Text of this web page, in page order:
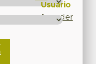
Usuario
Acceder